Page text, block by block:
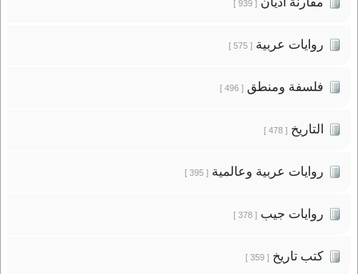
[ 939 ]
روايات عربية[ 575 ]
فلسفة ومنطق[ 496 ]
التاريخ[ 478 ]
روايات عربية وعالمية[ 395 ]
روايات جيب[ 378 ]
كتب تاريخ[ 359 ]